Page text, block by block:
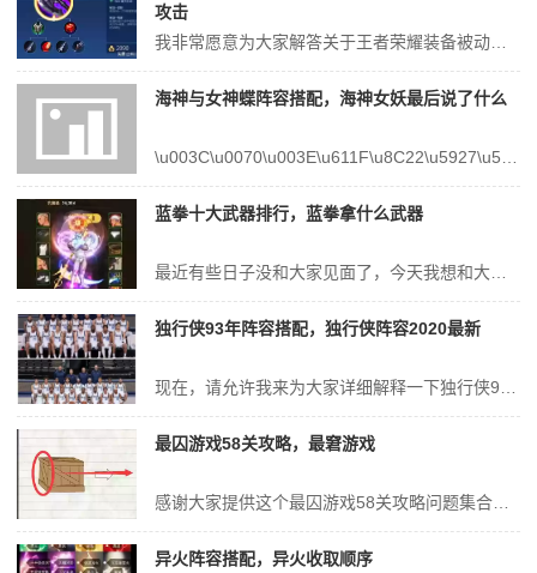
攻击
海神与女神蝶阵容搭配，海神女妖最后说了什么
蓝拳十大武器排行，蓝拳拿什么武器
独行侠93年阵容搭配，独行侠阵容2020最新
最囚游戏58关攻略，最窘游戏
异火阵容搭配，异火收取顺序